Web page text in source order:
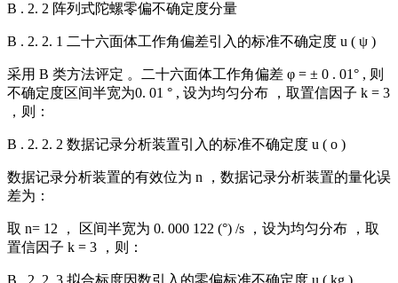
B . 2. 2 阵列式陀螺零偏不确定度分量
B . 2. 2. 1 二十六面体工作角偏差引入的标准不确定度 u ( ψ )
采用 B 类方法评定 。二十六面体工作角偏差 φ = ± 0 . 01° , 则
不确定度区间半宽为0. 01 ° , 设为均匀分布 ，取置信因子 k = 3
，则：
B . 2. 2. 2 数据记录分析装置引入的标准不确定度 u ( o )
数据记录分析装置的有效位为 n ，数据记录分析装置的量化误
差为：
取 n= 12 ， 区间半宽为 0. 000 122 (°) /s ，设为均匀分布 ，取
置信因子 k = 3 ，则：